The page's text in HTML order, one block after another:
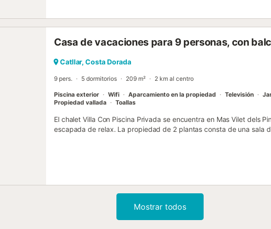
Casa de vacaciones para 9 personas, con
Catllar, Costa Dorada
9 pers. 5 dormitorios 209 m² 2 km al centro
Piscina exterior Wifi Aparcamiento en la propiedad Televisión
Propiedad vallada
Toallas
El chalet Villa Con Piscina Privada se encuentra en Mas Vilet dels
escapada de relax. La propiedad de 2 plantas consta de una sala
lavadora, cideoconsola, así como libros y juguetes para niños.
gimnasio privado. También hay una cuna y una trona a su
aire acondicionado. Este alquiler vacacional dispone de un
terraza cubierta, balcón y barbacoa, perfecto para relajarse y
Hay disponible una estación de carga para vehículos eléctricos.
regulaciones gubernamentales sobre el agua en vigor en el
Mostrar todos